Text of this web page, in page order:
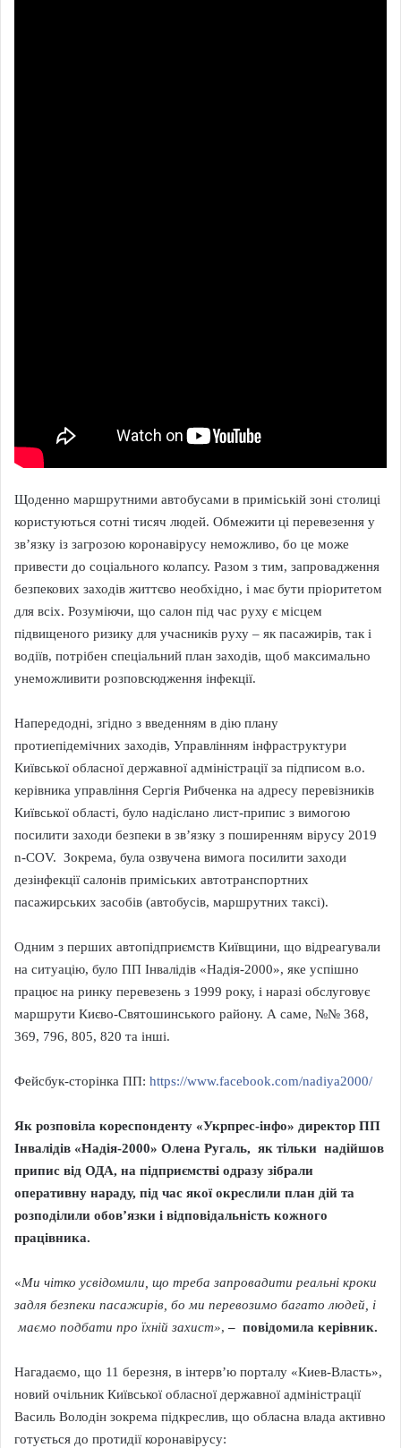
Щоденно маршрутними автобусами в приміській зоні столиці
користуються сотні тисяч людей. Обмежити ці перевезення у
зв’язку із загрозою коронавірусу неможливо, бо це може
привести до соціального колапсу. Разом з тим, запровадження
безпекових заходів життєво необхідно, і має бути пріоритетом
для всіх. Розуміючи, що салон під час руху є місцем
підвищеного ризику для учасників руху – як пасажирів, так і
водіїв, потрібен спеціальний план заходів, щоб максимально
унеможливити розповсюдження інфекції.
Напередодні, згідно з введенням в дію плану
протиепідемічних заходів, Управлінням інфраструктури
Київської обласної державної адміністрації за підписом в.о.
керівника управління Сергія Рибченка на адресу перевізників
Київської області, було надіслано лист-припис з вимогою
посилити заходи безпеки в зв’язку з поширенням вірусу 2019
n-COV. Зокрема, була озвучена вимога посилити заходи
дезінфекції салонів приміських автотранспортних
пасажирських засобів (автобусів, маршрутних таксі).
Одним з перших автопідприємств Київщини, що відреагували
на ситуацію, було ПП Інвалідів «Надія-2000», яке успішно
працює на ринку перевезень з 1999 року, і наразі обслуговує
маршрути Києво-Святошинського району. А саме, №№ 368,
369, 796, 805, 820 та інші.
Фейсбук-сторінка ПП: https://www.facebook.com/nadiya2000/
Як розповіла кореспонденту «Укрпрес-інфо» директор ПП
Інвалідів «Надія-2000» Олена Ругаль, як тільки надійшов
припис від ОДА, на підприємстві одразу зібрали
оперативну нараду, під час якої окреслили план дій та
розподілили обов’язки і відповідальність кожного
працівника.
«Ми чітко усвідомили, що треба запровадити реальні кроки
задля безпеки пасажирів, бо ми перевозимо багато людей, і
маємо подбати про їхній захист»,– повідомила керівник.
Нагадаємо, що 11 березня, в інтерв’ю порталу «Киев-Власть»,
новий очільник Київської обласної державної адміністрації
Василь Володін зокрема підкреслив, що обласна влада активно
готується до протидії коронавірусу: